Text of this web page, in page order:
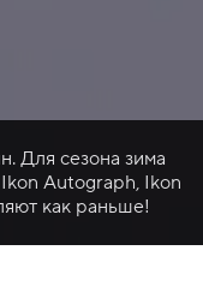
Для сезона зима
Autograph, Ikon
как раньше!